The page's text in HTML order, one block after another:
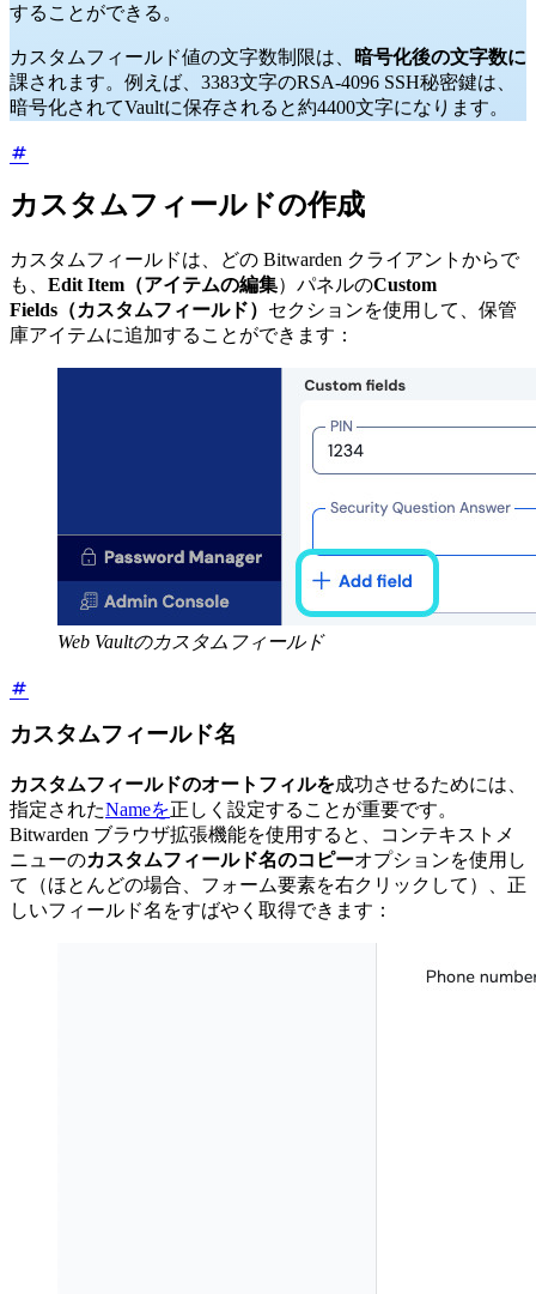
することができる。
カスタムフィールド値の文字数制限は、
暗号化後の文字数に
課されます。例えば、3383文字のRSA-4096 SSH秘密鍵は、
暗号化されてVaultに保存されると約4400文字になります。
カスタムフィールドの作成
カスタムフィールドは、どの Bitwarden クライアントからで
も、 Edit Item（アイテムの編集）パネルのCustom
Fields（カスタムフィールド） セクションを使用して、保管
庫アイテムに追加することができます：
Web Vaultのカスタムフィールド
カスタムフィールド名
カスタムフィールドのオートフィルを成功させるためには、
指定されたNameを正しく設定することが重要です。
Bitwarden ブラウザ拡張機能を使用すると、コンテキストメ
ニューのカスタムフィールド名のコピーオプションを使用し
て（ほとんどの場合、フォーム要素を右クリックして）、正
しいフィールド名をすばやく取得できます：